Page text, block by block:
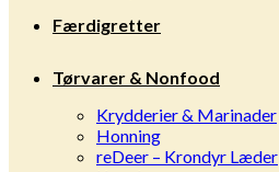
Færdigretter
Tørvarer & Nonfood
Krydderier & Marinader
Honning
reDeer – Krondyr Læder